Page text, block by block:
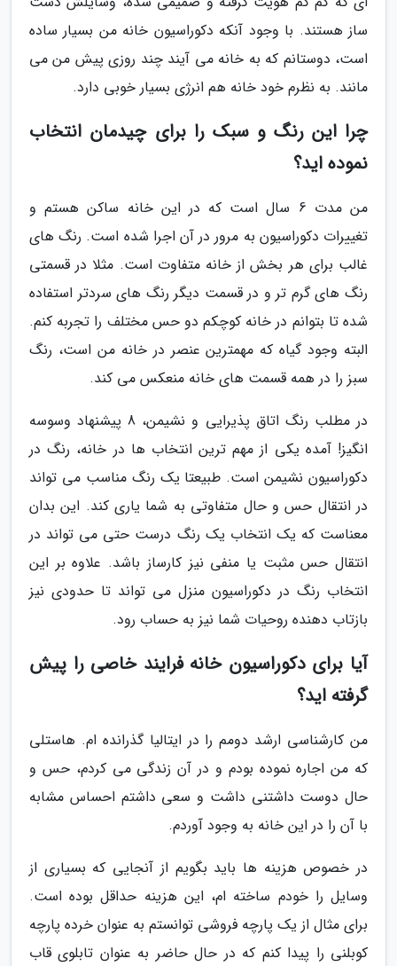
ساز هستند. با وجود آنکه دکوراسیون خانه من بسیار ساده
است، دوستانم که به خانه می آیند چند روزی پیش من می
مانند. به نظرم خود خانه هم انرژى بسیار خوبی دارد.
چرا این رنگ و سبک را برای چیدمان انتخاب
نموده اید؟
من مدت 6 سال است که در این خانه ساکن هستم و
تغییرات دکوراسیون به مرور در آن اجرا شده است. رنگ هاى
غالب براى هر بخش از خانه متفاوت است. مثلا در قسمتى
رنگ هاى گرم تر و در قسمت دیگر رنگ هاى سردتر استفاده
شده تا بتوانم در خانه کوچکم دو حس مختلف را تجربه کنم.
البته وجود گیاه که مهمترین عنصر در خانه من است، رنگ
سبز را در همه قسمت های خانه منعکس مى کند.
در مطلب رنگ اتاق پذیرایی و نشیمن، 8 پیشنهاد وسوسه
انگیز! آمده یکی از مهم ترین انتخاب ها در خانه، رنگ در
دکوراسیون نشیمن است. طبیعتا یک رنگ مناسب می تواند
در انتقال حس و حال متفاوتی به شما یاری کند. این بدان
معناست که یک انتخاب یک رنگ درست حتی می تواند در
انتقال حس مثبت یا منفی نیز کارساز باشد. علاوه بر این
انتخاب رنگ در دکوراسیون منزل می تواند تا حدودی نیز
بازتاب دهنده روحیات شما نیز به حساب رود.
آیا برای دکوراسیون خانه فرایند خاصی را پیش
گرفته اید؟
من کارشناسی ارشد دومم را در ایتالیا گذرانده ام. هاستلی
که من اجاره نموده بودم و در آن زندگی می کردم، حس و
حال دوست داشتنی داشت و سعی داشتم احساس مشابه
با آن را در این خانه به وجود آوردم.
در خصوص هزینه ها باید بگویم از آنجایی که بسیاری از
وسایل را خودم ساخته ام، این هزینه حداقل بوده است.
برای مثال از یک پارچه فروشی توانستم به عنوان خرده پارچه
کوبلنی را پیدا کنم که در حال حاضر به عنوان تابلوی قاب